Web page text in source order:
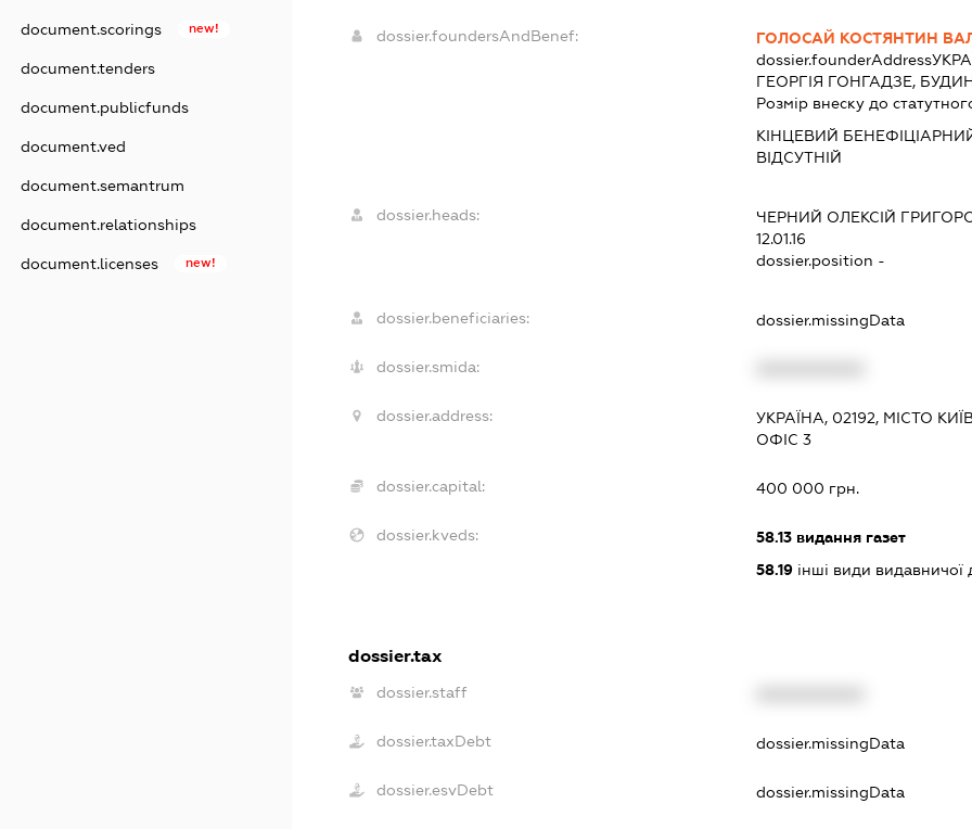
document.scorings new!
document.tenders
document.publicfunds
document.ved
document.semantrum
document.relationships
document.licenses new!
dossier.foundersAndBenef:
ГОЛОСАЙ КОСТЯНТИН
dossier.founderAddress
ГЕОРГІЯ ГОНГАДЗЕ,
Розмір внеску до
КІНЦЕВИЙ
ВІДСУТНІЙ
dossier.heads: ЧЕРНИЙ ОЛЕКСІЙ
12.01.16
dossier.position -
dossier.beneficiaries: dossier.missingData
dossier.smida:
dossier.address:
УКРАЇНА, 02192, МІСТО
ОФІС 3
dossier.capital: 400 000 грн.
dossier.kveds: 58.13 видання газет
58.19 інші види видавничої
dossier.tax
dossier.staff
dossier.taxDebt dossier.missingData
dossier.esvDebt dossier.missingData